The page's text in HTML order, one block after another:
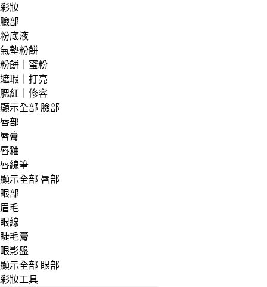
彩妝
臉部
粉底液
氣墊粉餅
粉餅｜蜜粉
遮瑕｜打亮
腮紅｜修容
顯示全部 臉部
唇部
唇膏
唇釉
唇線筆
顯示全部 唇部
眼部
眉毛
眼線
睫毛膏
眼影盤
顯示全部 眼部
彩妝工具